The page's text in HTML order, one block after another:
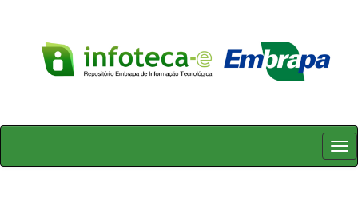
Skip